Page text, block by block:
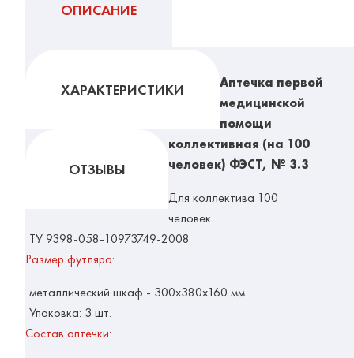
ОПИСАНИЕ
ХАРАКТЕРИСТИКИ
ОТЗЫВЫ
Аптечка первой
медицинской
помощи
коллективная (на 100
человек) ФЭСТ, № 3.3
Для коллектива 100
человек.
ТУ 9398-058-10973749-2008
Размер футляра:
металлический шкаф - 300х380х160 мм
Упаковка: 3 шт.
Состав аптечки: